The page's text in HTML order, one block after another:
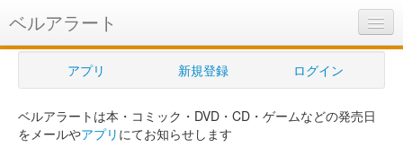
ベルアラート
ベルアラートとは
ヘルプ
新規登録
アプリ 新規登録 ログイン
ベルアラートは本・コミック・DVD・CD・ゲームなどの発売日
をメールやアプリ にてお知らせします